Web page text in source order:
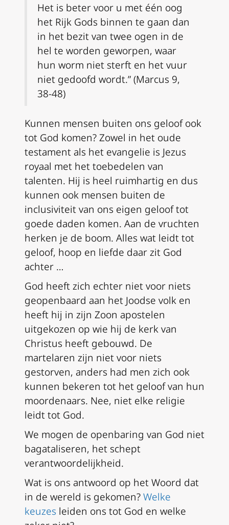
Het is beter voor u met één oog
het Rijk Gods binnen te gaan dan
in het bezit van twee ogen in de
hel te worden geworpen, waar
hun worm niet sterft en het vuur
niet gedoofd wordt.” (Marcus 9,
38-48)
Kunnen mensen buiten ons geloof ook
tot God komen? Zowel in het oude
testament als het evangelie is Jezus
royaal met het toebedelen van
talenten. Hij is heel ruimhartig en dus
kunnen ook mensen buiten de
inclusiviteit van ons eigen geloof tot
goede daden komen. Aan de vruchten
herken je de boom. Alles wat leidt tot
geloof, hoop en liefde daar zit God
achter …
God heeft zich echter niet voor niets
geopenbaard aan het Joodse volk en
heeft hij in zijn Zoon apostelen
uitgekozen op wie hij de kerk van
Christus heeft gebouwd. De
martelaren zijn niet voor niets
gestorven, anders had men zich ook
kunnen bekeren tot het geloof van hun
moordenaars. Nee, niet elke religie
leidt tot God.
We mogen de openbaring van God niet
bagataliseren, het schept
verantwoordelijkheid.
Wat is ons antwoord op het Woord dat
in de wereld is gekomen?Welke
keuzes leiden ons tot God en welke